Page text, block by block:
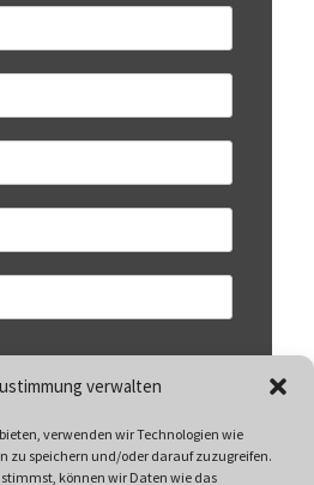
verwalten
verwenden wir Technologien wie
zu speichern und/oder darauf zuzugreifen.
können wir Daten wie das